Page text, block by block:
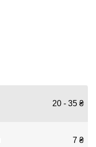
20 - 35 ₴
7 ₴